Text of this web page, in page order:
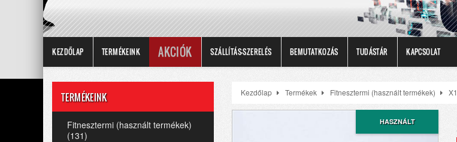
KEZDŐLAP TERMÉKEINK AKCIÓK SZÁLLÍTÁS-SZERELÉS BEMUTATKOZÁS TUDÁSTÁR KAPCSOLAT
TERMÉKEINK
Fitnesztermi (használt termékek)
(131)
Kezdőlap Termékek Fitnesztermi (használt termékek)
HASZNÁLT